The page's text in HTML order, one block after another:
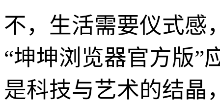
不，生活需要仪式感
“坤坤浏览器官方版”
是科技与艺术的结晶